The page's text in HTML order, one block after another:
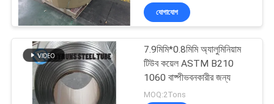
যোগাযোগ
7.9মিমি*0.8মিমি অ্যালুমিনিয়াম
টিউব কয়েল ASTM B210
1060 বাষ্পীভবনকারীর জন্য
MOQ:2Tons